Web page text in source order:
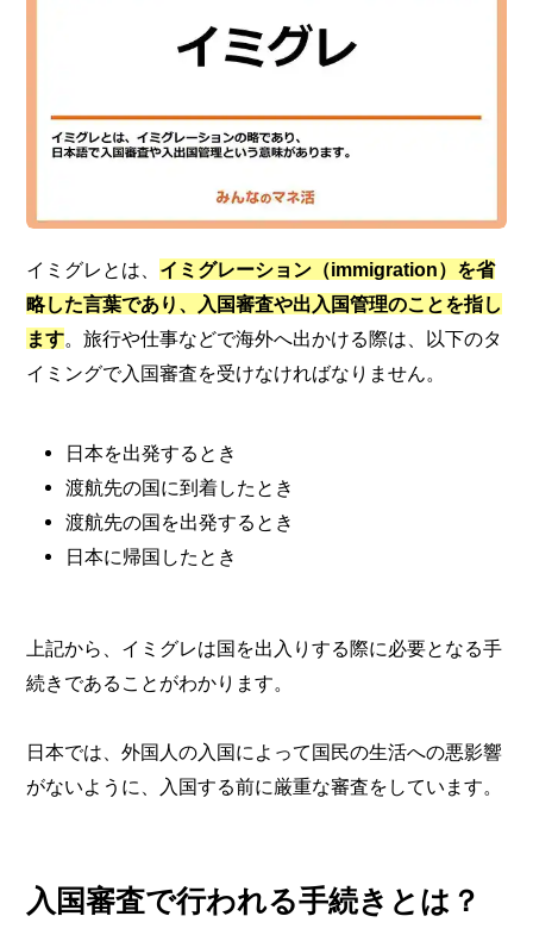
イミグレとは、 イミグレーション（immigration）を省
略した言葉であり、入国審査や出入国管理のことを指し
ます。旅行や仕事などで海外へ出かける際は、以下のタ
イミングで入国審査を受けなければなりません。
日本を出発するとき
渡航先の国に到着したとき
渡航先の国を出発するとき
日本に帰国したとき
上記から、イミグレは国を出入りする際に必要となる手
続きであることがわかります。
日本では、外国人の入国によって国民の生活への悪影響
がないように、入国する前に厳重な審査をしています。
入国審査で行われる手続きとは？